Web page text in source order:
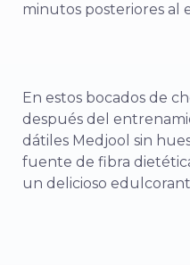
minutos posteriores al
En estos bocados de
después del
dátiles Medjool sin
fuente de fibra
un delicioso